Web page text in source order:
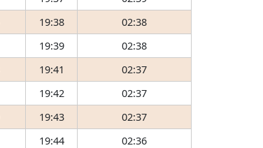
19:38
02:38
19:39
02:38
19:41
02:37
19:42
02:37
19:43
02:37
19:44
02:36